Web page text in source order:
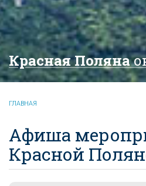
Красная Поляна
ГЛАВНАЯ
Афиша
Красной